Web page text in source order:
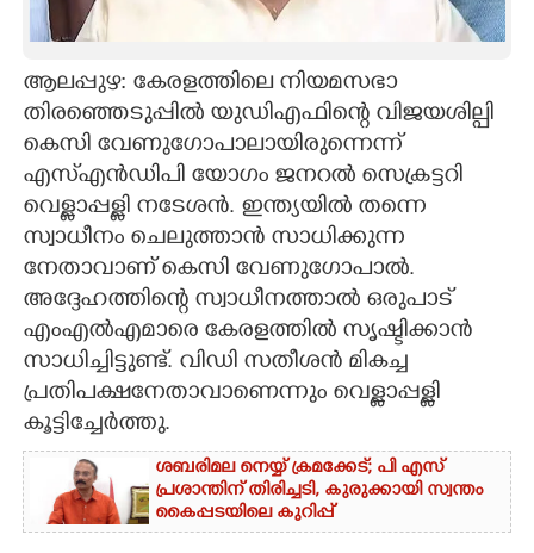
ASTRO
CARTOONS
LITERATURE
ZOOM
ആലപ്പുഴ: കേരളത്തിലെ നിയമസഭാ
തിരഞ്ഞെടുപ്പിൽ യുഡിഎഫിന്റെ വിജയശില്പി
കെസി വേണുഗോപാലായിരുന്നെന്ന്
എസ്എൻഡിപി യോഗം ജനറൽ സെക്രട്ടറി
വെള്ളാപ്പള്ളി നടേശൻ. ഇന്ത്യയിൽ തന്നെ
സ്വാധീനം ചെലുത്താൻ സാധിക്കുന്ന
നേതാവാണ് കെസി വേണുഗോപാൽ.
അദ്ദേഹത്തിന്റെ സ്വാധീനത്താൽ ഒരുപാട്
എംഎൽഎമാരെ കേരളത്തിൽ സൃഷ്ടിക്കാൻ
സാധിച്ചിട്ടുണ്ട്. വിഡി സതീശൻ മികച്ച
പ്രതിപക്ഷനേതാവാണെന്നും വെള്ളാപ്പള്ളി
കൂട്ടിച്ചേർത്തു.
ശബരിമല നെയ്യ് ക്രമക്കേട്; പി എസ്
പ്രശാന്തിന് തിരിച്ചടി, കുരുക്കായി സ്വന്തം
കൈപ്പടയിലെ കുറിപ്പ്